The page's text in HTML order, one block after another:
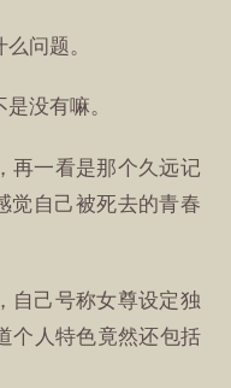
问题。
没有嘛。
再一看是那个久远记
觉自己被死去的青春
自己号称女尊设定独
个人特色竟然还包括